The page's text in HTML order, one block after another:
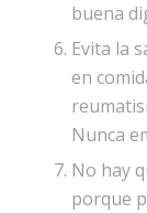
buena
Evita la
en
Nunca
No hay
porque